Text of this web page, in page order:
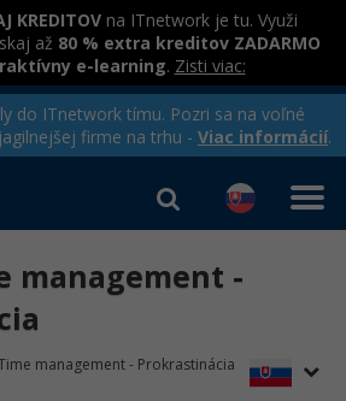
KREDITOV na ITnetwork je tu. Využi
až 80 % extra kreditov ZADARMO
e-learning. Zisti viac:
do ITnetwork tímu. Pozri sa na voľné
firme na trhu - Viac informácií.
kurzy
práce
management -
management - Prokrastinácia